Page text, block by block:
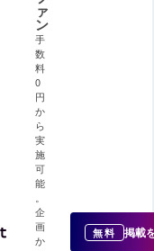
ァ
ン
手
数
料
0
円
か
ら
実
施
可
能
。
企
画
か
無料 掲載